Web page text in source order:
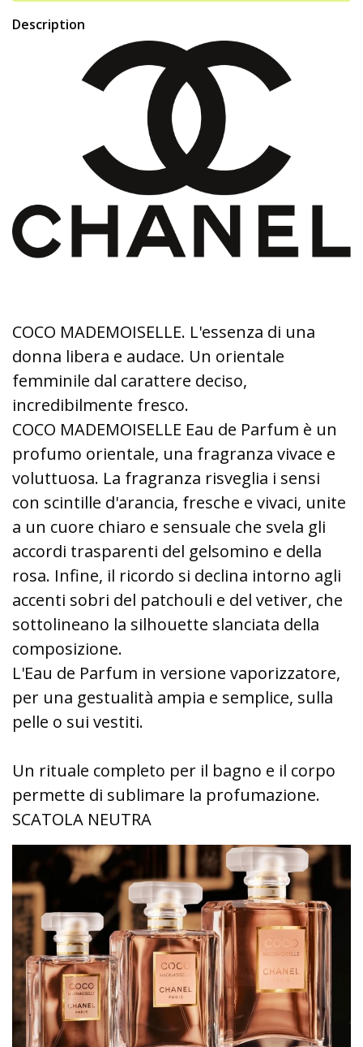
Description
COCO MADEMOISELLE. L'essenza di una
donna libera e audace. Un orientale
femminile dal carattere deciso,
incredibilmente fresco.
COCO MADEMOISELLE Eau de Parfum è un
profumo orientale, una fragranza vivace e
voluttuosa. La fragranza risveglia i sensi
con scintille d'arancia, fresche e vivaci, unite
a un cuore chiaro e sensuale che svela gli
accordi trasparenti del gelsomino e della
rosa. Infine, il ricordo si declina intorno agli
accenti sobri del patchouli e del vetiver, che
sottolineano la silhouette slanciata della
composizione.
L'Eau de Parfum in versione vaporizzatore,
per una gestualità ampia e semplice, sulla
pelle o sui vestiti.
Un rituale completo per il bagno e il corpo
permette di sublimare la profumazione.
SCATOLA NEUTRA